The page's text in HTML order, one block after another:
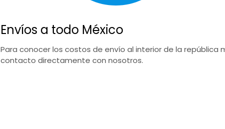
Envíos a todo México
Para conocer los costos de envío al interior de la república
contacto directamente con nosotros.